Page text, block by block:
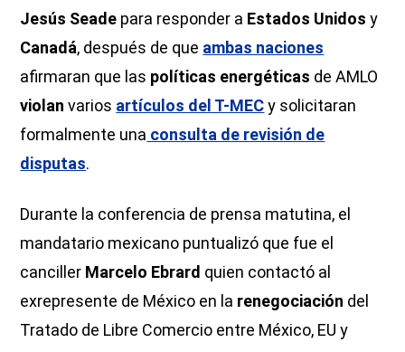
Jesús Seade para responder a Estados Unidos y
Canadá, después de que ambas naciones
afirmaran que las políticas energéticas de AMLO
violan varios artículos del T-MECy solicitaran
formalmente una consulta de revisión de
disputas.
Durante la conferencia de prensa matutina, el
mandatario mexicano puntualizó que fue el
canciller Marcelo Ebrard quien contactó al
exrepresente de México en la renegociación del
Tratado de Libre Comercio entre México, EU y